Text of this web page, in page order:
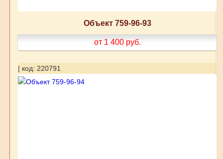
Объект 759-96-93
от 1 400 руб.
| код: 220791